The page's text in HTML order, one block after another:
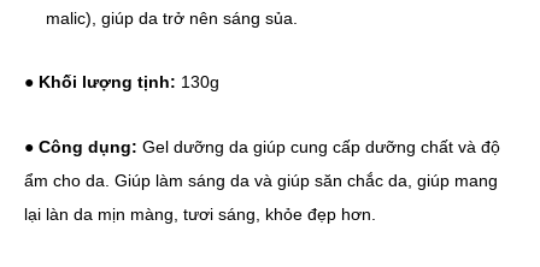
malic), giúp da trở nên sáng sủa.
● Khối lượng tịnh: 130g
● Công dụng: Gel dưỡng da giúp cung cấp dưỡng chất và độ
ẩm cho da. Giúp làm sáng da và giúp săn chắc da, giúp mang
lại làn da mịn màng, tươi sáng, khỏe đẹp hơn.